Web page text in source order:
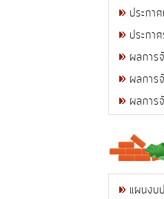
ประกา
ประกา
ผลการ
ผลการ
ผลการ
แผนงบ